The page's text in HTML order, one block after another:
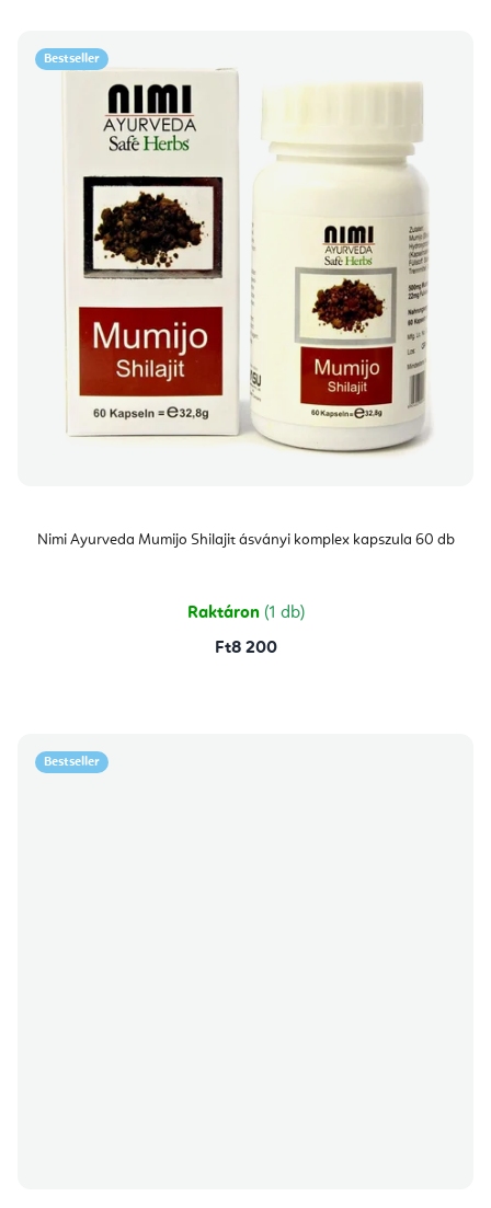
Bestseller
Nimi Ayurveda Mumijo Shilajit ásványi komplex kapszula 60 db
Raktáron (1 db)
Ft8 200
Bestseller